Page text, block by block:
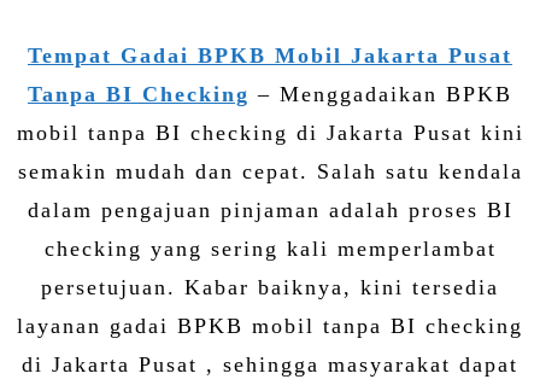
Tempat Gadai BPKB Mobil Jakarta Pusat
Tanpa BI Checking – Menggadaikan BPKB
mobil tanpa BI checking di Jakarta Pusat kini
semakin mudah dan cepat. Salah satu kendala
dalam pengajuan pinjaman adalah proses BI
checking yang sering kali memperlambat
persetujuan. Kabar baiknya, kini tersedia
layanan gadai BPKB mobil tanpa BI checking
di Jakarta Pusat , sehingga masyarakat dapat